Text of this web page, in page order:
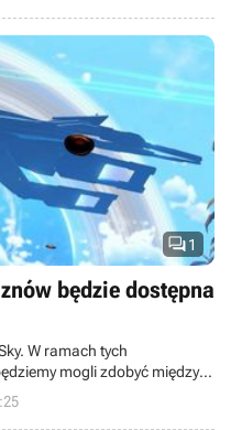
1
będzie dostępna
W ramach tych
mogli zdobyć między